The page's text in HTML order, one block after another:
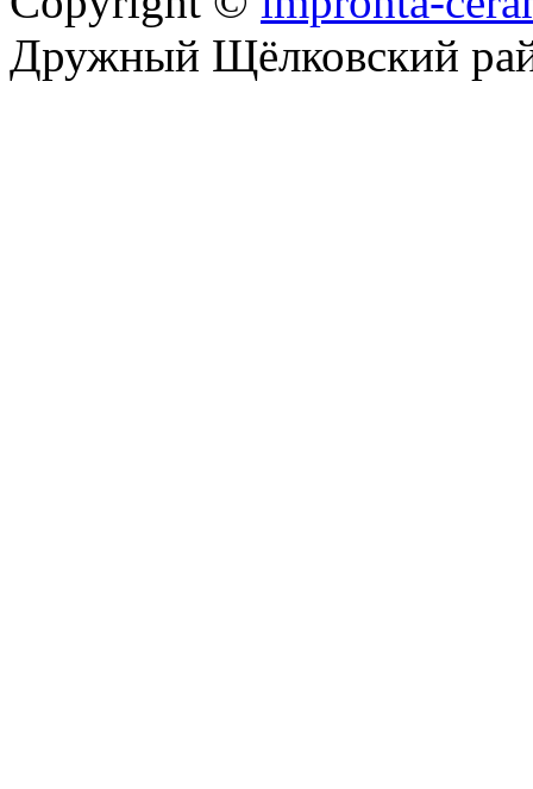
Дружный Щёлковский